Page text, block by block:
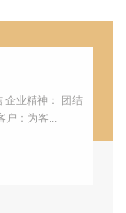
企业精神： 团结
户：为客...